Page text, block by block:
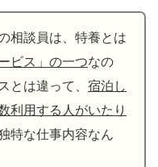
相談員は、特養とは
ビス」の一つなの
とは違って、 宿泊し
利用する人がいたり
特な仕事内容なん